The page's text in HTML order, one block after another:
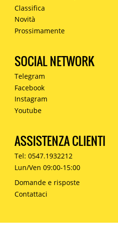
Classifica
Novità
Prossimamente
SOCIAL NETWORK
Telegram
Facebook
Instagram
Youtube
ASSISTENZA CLIENTI
Tel: 0547.1932212
Lun/Ven 09:00-15:00
Domande e risposte
Contattaci